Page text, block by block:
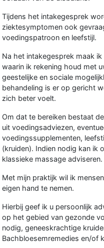
Tijdens het intakegesprek
ziektesymptomen ook
voedingspatroon en leefstijl.
Na het intakegesprek maak
waarin ik rekening houd met
geestelijke en sociale
behandeling is er op gericht
zich beter voelt.
Om dat te bereiken bestaat
uit voedingsadviezen,
voedingssupplementen,
(kruiden). Indien nodig kan ik
klassieke massage adviseren.
Met mijn praktijk wil ik
eigen hand te nemen.
Hierbij geef ik u persoonlijk
op het gebied van gezonde
nodig, geneeskrachtige
Bachbloesemremedies en/of